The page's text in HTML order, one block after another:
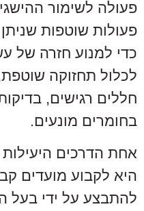
פעולה לשימור
פעולות שוטפות
כדי למנוע חזרה של
לכלול תחזוקה שוטפת,
חללים רגישים,
בחומרים מונעים.
אחת הדרכים
היא לקבוע מועדים
להתבצע על ידי בעל